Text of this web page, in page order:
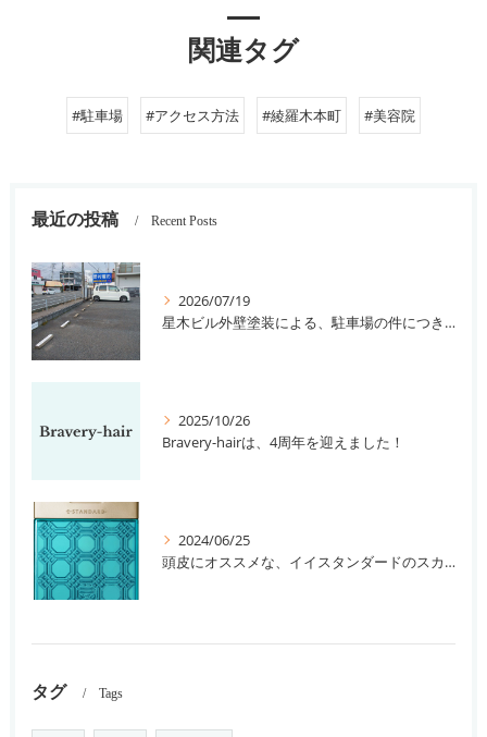
関連タグ
#駐車場 #アクセス方法 #綾羅木本町 #美容院
最近の投稿 Recent Posts
2026/07/19
星木ビル外壁塗装による、駐車場の件につきまして。
2025/10/26
Bravery-hairは、4周年を迎えました！
2024/06/25
頭皮にオススメな、イイスタンダードのスカルプ系シャンプー＆トリートメントです！
タグ Tags